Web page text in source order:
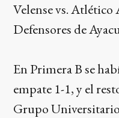
Velense vs. Atlético
Defensores de
En Primera B se
empate 1-1, y el
Grupo